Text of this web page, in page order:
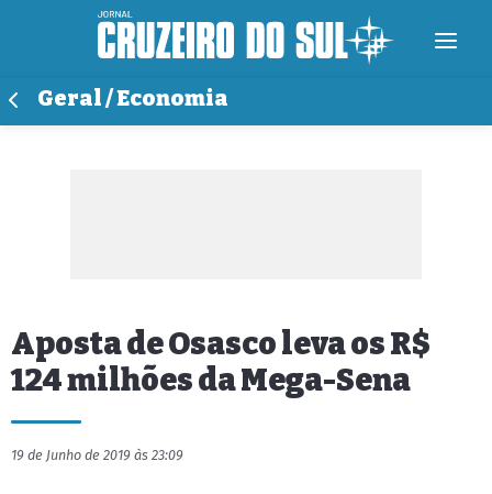
Geral / Economia
Aposta de Osasco leva os R$
124 milhões da Mega-Sena
19 de Junho de 2019 às 23:09